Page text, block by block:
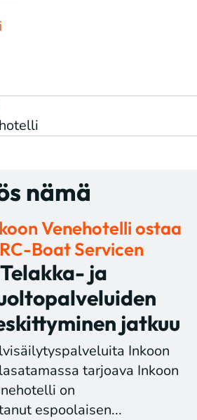
nämä
Venehotelli ostaa
Boat Servicen
ja
jatkuu
Inkoon
tarjoava Inkoon
on
espoolaisen...